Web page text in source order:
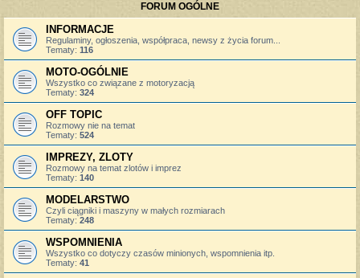
FORUM OGÓLNE
INFORMACJE
Regulaminy, ogłoszenia, współpraca, newsy z życia forum...
Tematy: 116
MOTO-OGÓLNIE
Wszystko co związane z motoryzacją
Tematy: 324
OFF TOPIC
Rozmowy nie na temat
Tematy: 524
IMPREZY, ZLOTY
Rozmowy na temat zlotów i imprez
Tematy: 140
MODELARSTWO
Czyli ciągniki i maszyny w małych rozmiarach
Tematy: 248
WSPOMNIENIA
Wszystko co dotyczy czasów minionych, wspomnienia itp.
Tematy: 41